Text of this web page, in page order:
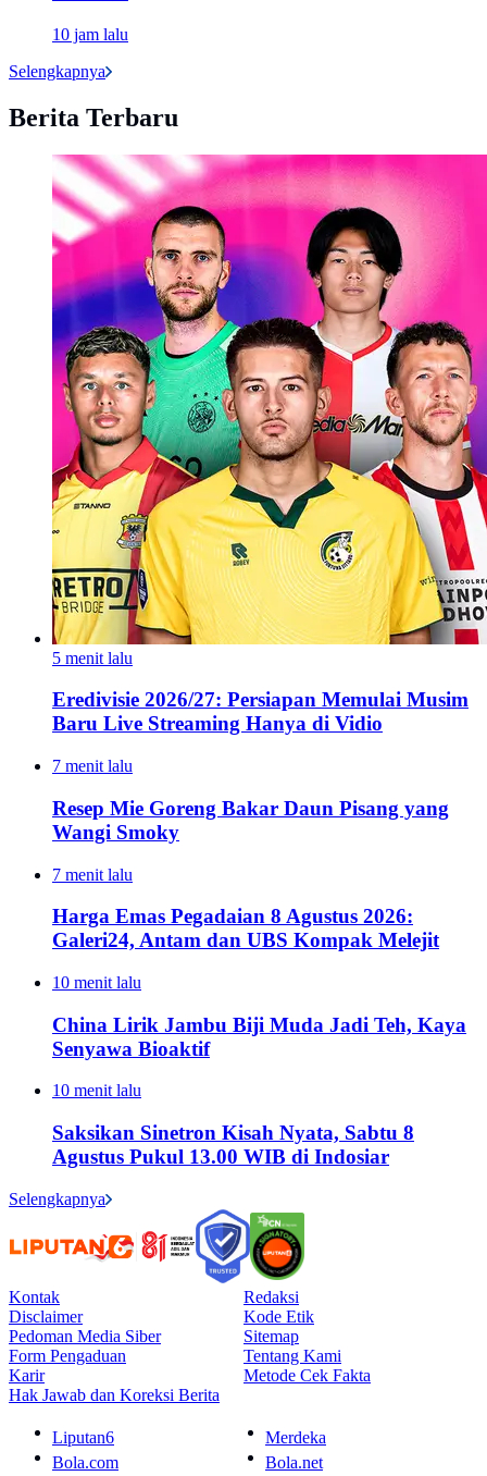
10 jam lalu
Selengkapnya
Berita Terbaru
5 menit lalu
Eredivisie 2026/27: Persiapan Memulai Musim
Baru Live Streaming Hanya di Vidio
7 menit lalu
Resep Mie Goreng Bakar Daun Pisang yang
Wangi Smoky
7 menit lalu
Harga Emas Pegadaian 8 Agustus 2026:
Galeri24, Antam dan UBS Kompak Melejit
10 menit lalu
China Lirik Jambu Biji Muda Jadi Teh, Kaya
Senyawa Bioaktif
10 menit lalu
Saksikan Sinetron Kisah Nyata, Sabtu 8
Agustus Pukul 13.00 WIB di Indosiar
Selengkapnya
Kontak
Redaksi
Disclaimer
Kode Etik
Pedoman Media Siber
Sitemap
Form Pengaduan
Tentang Kami
Karir
Metode Cek Fakta
Hak Jawab dan Koreksi Berita
Liputan6
Merdeka
Bola.com
Bola.net